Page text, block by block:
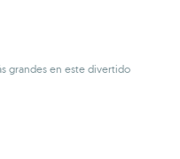
grandes en este divertido